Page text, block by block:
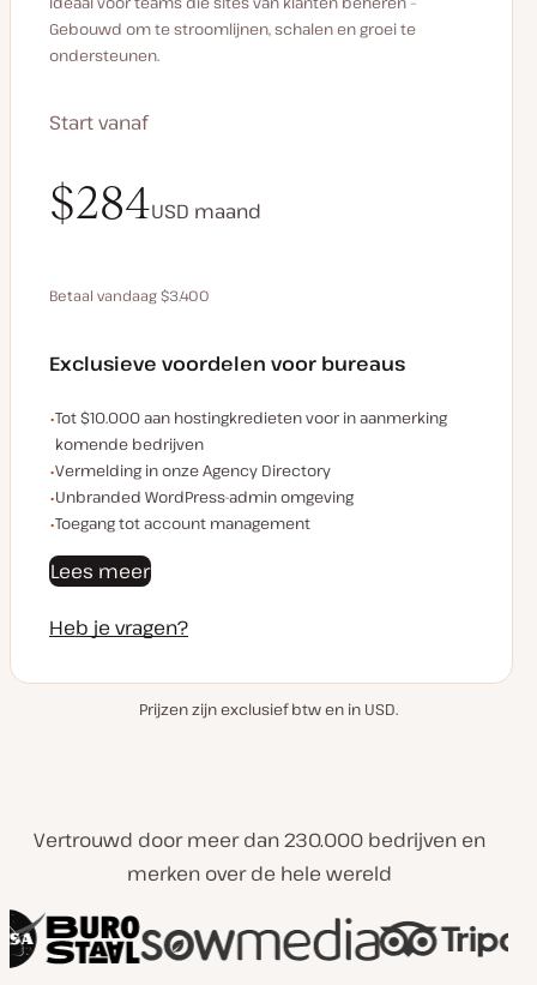
Gebouwd om te stroomlijnen, schalen en groei te
ondersteunen.
Start vanaf
$340USDmaand
$284USD maand
Betaal vandaag $3.400
Exclusieve voordelen voor bureaus
Voorbeelden van exclusieve voordelen voor bureaus:
Tot $10.000 aan hostingkredieten voor in aanmerking
komende bedrijven
Vermelding in onze Agency Directory
Unbranded WordPress-admin omgeving
Toegang tot account management
Lees meer
Heb je vragen?
Prijzen zijn exclusief btw en in USD.
Vertrouwd door meer dan 230.000 bedrijven en
merken over de hele wereld